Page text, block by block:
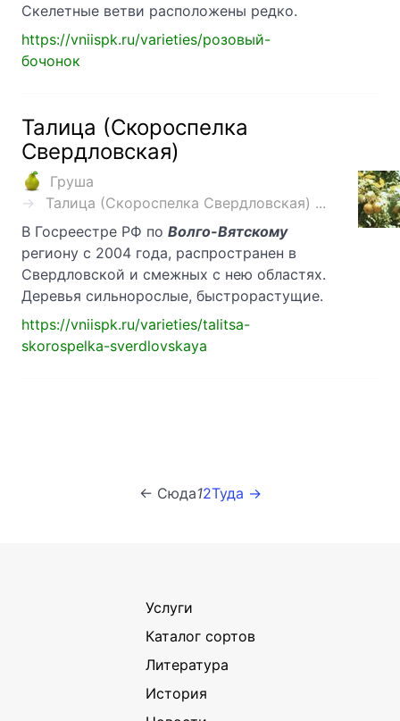
Скелетные ветви расположены редко.
https://vniispk.ru/varieties/розовый-
бочонок
Талица (Скороспелка
Свердловская)
Груша
Талица (Скороспелка Свердловская) ...
В Госреестре РФ по Волго-Вятскому
региону с 2004 года, распространен в
Свердловской и смежных с нею областях.
Деревья сильнорослые, быстрорастущие.
https://vniispk.ru/varieties/talitsa-
skorospelka-sverdlovskaya
← Сюда12Туда →
Услуги
Каталог сортов
Литература
История